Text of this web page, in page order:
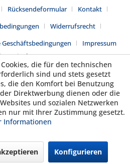
Rücksendeformular
Kontakt
Widerrufsrecht
Geschäftsbedingungen
Impressum
mit Shopware
die für den technischen
sind und stets gesetzt
die den Komfort bei Benutzung
Direktwerbung dienen oder die
und sozialen Netzwerken
nur mit Ihrer Zustimmung gesetzt.
Informationen
Konfigurieren